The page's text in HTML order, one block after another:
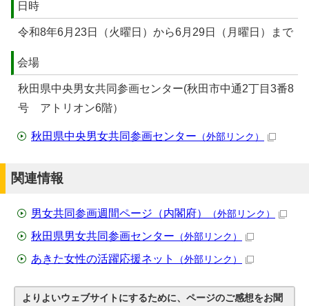
日時
令和8年6月23日（火曜日）から6月29日（月曜日）まで
会場
秋田県中央男女共同参画センター(秋田市中通2丁目3番8
号 アトリオン6階）
秋田県中央男女共同参画センター （外部リンク）
関連情報
男女共同参画週間ページ（内閣府） （外部リンク）
秋田県男女共同参画センター （外部リンク）
あきた女性の活躍応援ネット （外部リンク）
よりよいウェブサイトにするために、ページのご感想をお聞